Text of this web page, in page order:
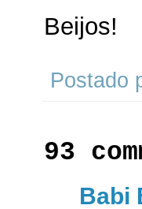
Beijos!
Postado
93
Babi